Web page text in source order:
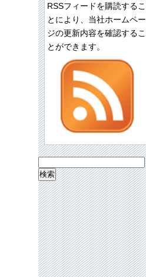
RSSフィードを購読するこ
とにより、当社ホームペー
ジの更新内容を確認するこ
とができます。
索: